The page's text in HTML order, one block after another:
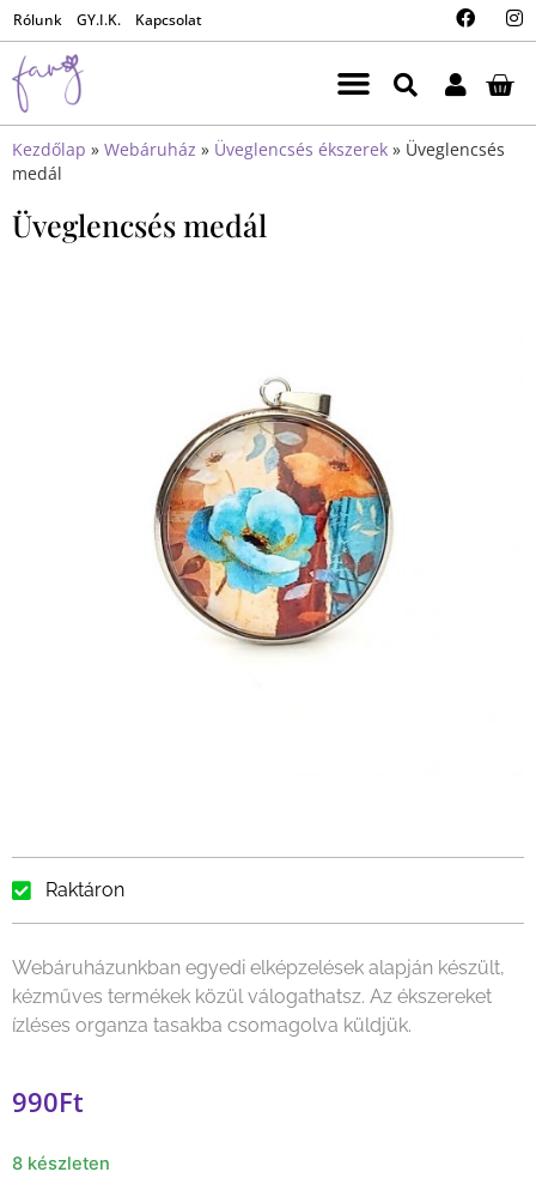
Rólunk GY.I.K. Kapcsolat
Kezdőlap » Webáruház » Üveglencsés ékszerek » Üveglencsés
medál
Üveglencsés medál
Raktáron
Webáruházunkban egyedi elképzelések alapján készült,
kézműves termékek közül válogathatsz. Az ékszereket
ízléses organza tasakba csomagolva küldjük.
990Ft
8 készleten